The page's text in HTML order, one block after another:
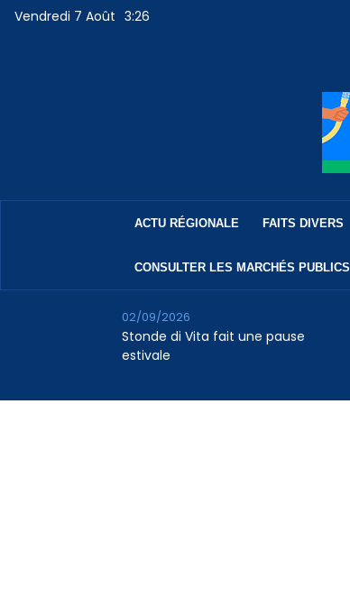
Vendredi 7 Août 3:26
ACTU RÉGIONALE FAITS DIVERS
CONSULTER LES MARCHÉS PUBLICS
Stonde di Vita fait une pause
estivale
02/09/2026